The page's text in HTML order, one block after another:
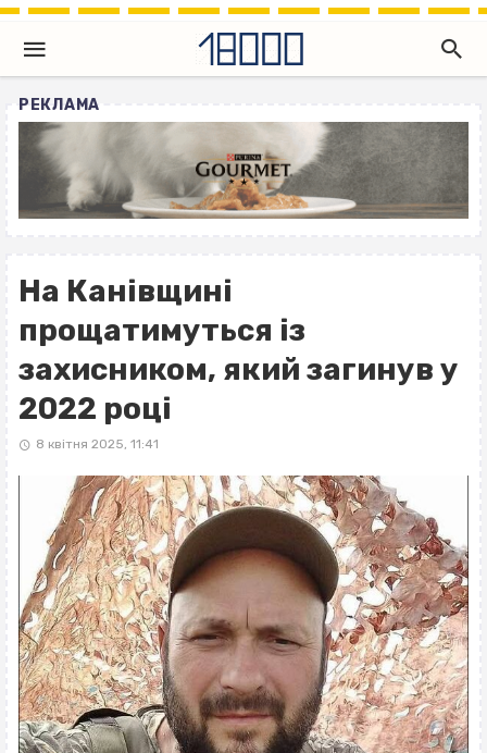
РЕКЛАМА
На Канівщині
прощатимуться із
захисником, який загинув у
2022 році
8 квітня 2025, 11:41